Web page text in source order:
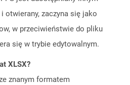
otwierany, zaczyna się jako
w przeciwieństwie do pliku
się w trybie edytowalnym.
XLSX?
znanym formatem